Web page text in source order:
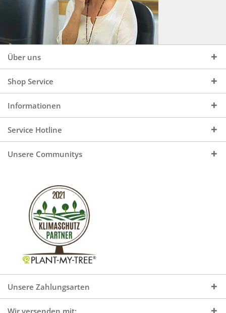
Über uns
Shop Service
Informationen
Service Hotline
Unsere Communitys
Unsere Zahlungsarten
Wir versenden mit: